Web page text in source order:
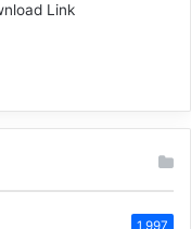
Link
1,997